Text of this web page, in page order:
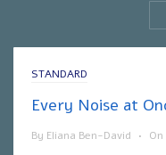
STANDARD
By Eliana Ben-David • On